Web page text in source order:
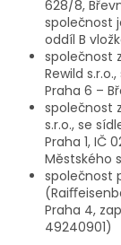
628/8,
společnost
oddíl B
společnost
Rewild
Praha 6 –
společnost
s.r.o., se
Praha 1, IČ
Městského
společnost
(
Praha 4,
49240901)